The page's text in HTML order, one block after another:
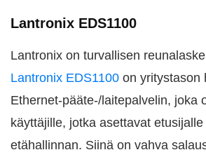
Lantronix EDS1100
Lantronix on turvallisen
Lantronix EDS1100 on yritystason
Ethernet-pääte-/laitepalvelin, joka
käyttäjille, jotka asettavat
etähallinnan. Siinä on vahva